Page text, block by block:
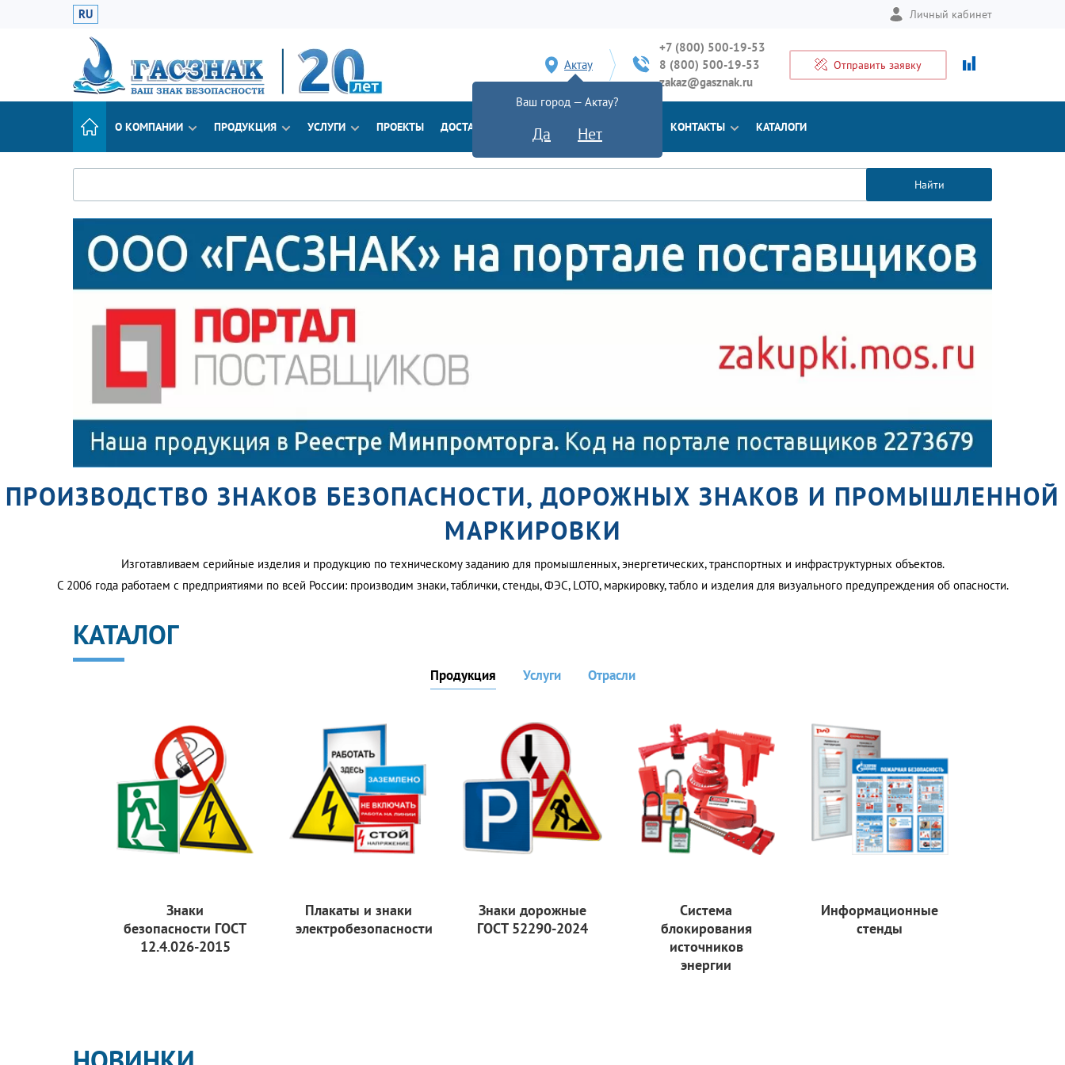
RU Личный кабинет
Актау
Ваш город — Актау?
Да Нет
+7 (800) 500-19-53
8 (800) 500-19-53
zakaz@gasznak.ru
Отправить заявку
О КОМПАНИИ ПРОДУКЦИЯ УСЛУГИ ПРОЕКТЫ ДОСТАВКА ДОКУМЕНТЫ КОНТАКТЫ КАТАЛОГИ
Найти
ПРОИЗВОДСТВО ЗНАКОВ БЕЗОПАСНОСТИ, ДОРОЖНЫХ ЗНАКОВ И ПРОМЫШЛЕННОЙ
МАРКИРОВКИ
Изготавливаем серийные изделия и продукцию по техническому заданию для промышленных, энергетических, транспортных и инфраструктурных объектов.
С 2006 года работаем с предприятиями по всей России: производим знаки, таблички, стенды, ФЭС, LOTO, маркировку, табло и изделия для визуального предупреждения об опасности.
КАТАЛОГ
Продукция Услуги Отрасли
Знаки
безопасности ГОСТ
12.4.026-2015
Плакаты и знаки
электробезопасности
Знаки дорожные
ГОСТ 52290-2024
Система
блокирования
источников
энергии
Информационные
стенды